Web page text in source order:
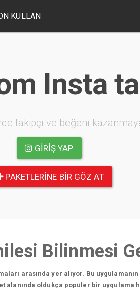
KULLAN
Insta
takipçi ve beğeni
GIRIŞ YAP
PAKETLERINE BIR GÖZ AT
Bilinmesi
arasında yer alıyor. Bu
oldukça popüler bir uygulama